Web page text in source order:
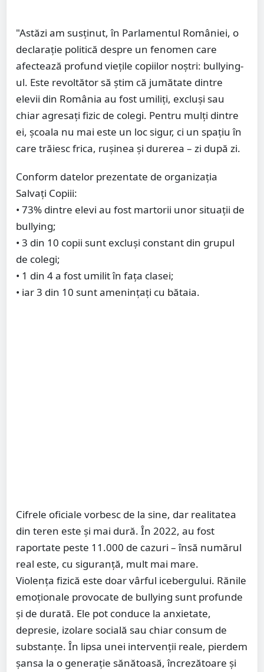
"Astăzi am susținut, în Parlamentul României, o
declarație politică despre un fenomen care
afectează profund viețile copiilor noștri: bullying-
ul. Este revoltător să știm că jumătate dintre
elevii din România au fost umiliți, excluși sau
chiar agresați fizic de colegi. Pentru mulți dintre
ei, școala nu mai este un loc sigur, ci un spațiu în
care trăiesc frica, rușinea și durerea – zi după zi.
Conform datelor prezentate de organizația
Salvați Copiii:
• 73% dintre elevi au fost martorii unor situații de
bullying;
• 3 din 10 copii sunt excluși constant din grupul
de colegi;
• 1 din 4 a fost umilit în fața clasei;
• iar 3 din 10 sunt amenințați cu bătaia.
Cifrele oficiale vorbesc de la sine, dar realitatea
din teren este și mai dură. În 2022, au fost
raportate peste 11.000 de cazuri – însă numărul
real este, cu siguranță, mult mai mare.
Violența fizică este doar vârful icebergului. Rănile
emoționale provocate de bullying sunt profunde
și de durată. Ele pot conduce la anxietate,
depresie, izolare socială sau chiar consum de
substanțe. În lipsa unei intervenții reale, pierdem
șansa la o generație sănătoasă, încrezătoare și